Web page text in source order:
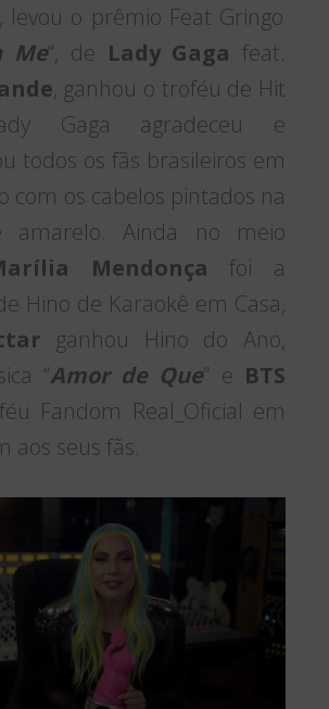
, levou o prêmio Feat Gringo
Me“, de Lady Gaga feat.
, ganhou o troféu de Hit
Gaga agradeceu e
todos os fãs brasileiros em
com os cabelos pintados na
amarelo. Ainda no meio
Mendonça foi a
Hino de Karaokê em Casa,
ganhou Hino do Ano,
“Amor de Que” e BTS
Fandom Real_Oficial em
aos seus fãs.